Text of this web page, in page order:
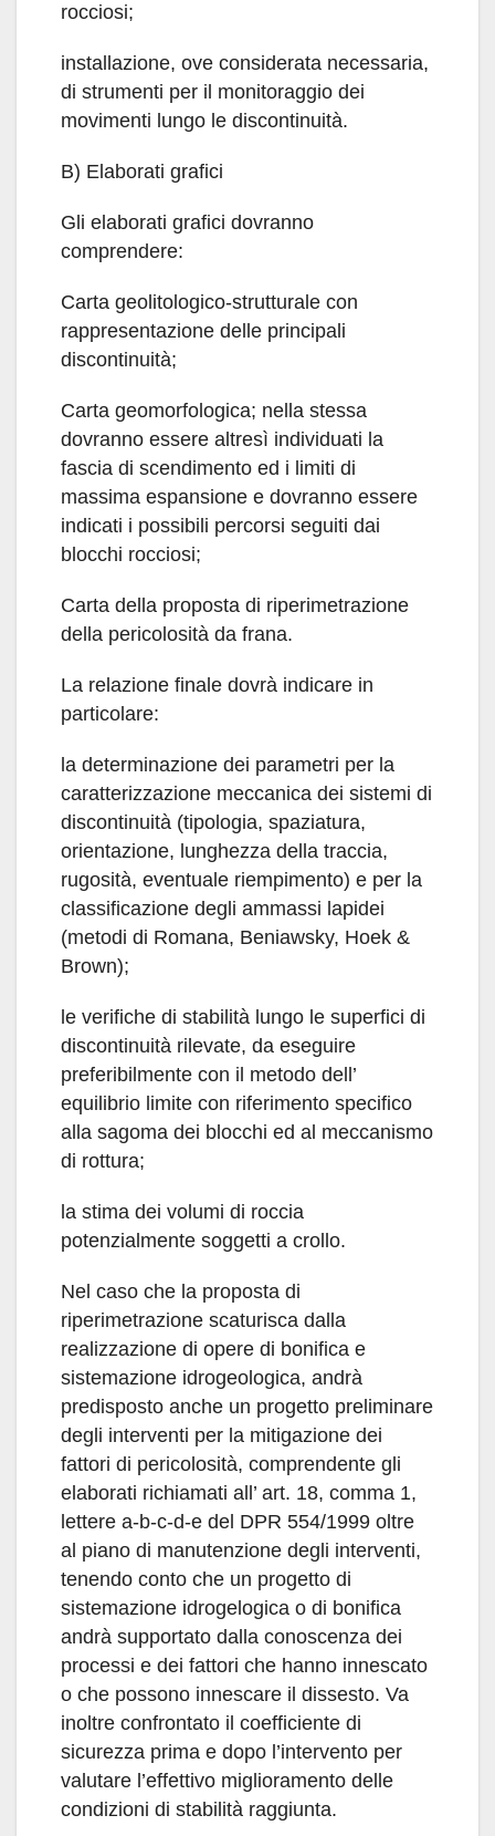
rocciosi;
installazione, ove considerata necessaria,
di strumenti per il monitoraggio dei
movimenti lungo le discontinuità.
B) Elaborati grafici
Gli elaborati grafici dovranno
comprendere:
Carta geolitologico-strutturale con
rappresentazione delle principali
discontinuità;
Carta geomorfologica; nella stessa
dovranno essere altresì individuati la
fascia di scendimento ed i limiti di
massima espansione e dovranno essere
indicati i possibili percorsi seguiti dai
blocchi rocciosi;
Carta della proposta di riperimetrazione
della pericolosità da frana.
La relazione finale dovrà indicare in
particolare:
la determinazione dei parametri per la
caratterizzazione meccanica dei sistemi di
discontinuità (tipologia, spaziatura,
orientazione, lunghezza della traccia,
rugosità, eventuale riempimento) e per la
classificazione degli ammassi lapidei
(metodi di Romana, Beniawsky, Hoek &
Brown);
le verifiche di stabilità lungo le superfici di
discontinuità rilevate, da eseguire
preferibilmente con il metodo dell’
equilibrio limite con riferimento specifico
alla sagoma dei blocchi ed al meccanismo
di rottura;
la stima dei volumi di roccia
potenzialmente soggetti a crollo.
Nel caso che la proposta di
riperimetrazione scaturisca dalla
realizzazione di opere di bonifica e
sistemazione idrogeologica, andrà
predisposto anche un progetto preliminare
degli interventi per la mitigazione dei
fattori di pericolosità, comprendente gli
elaborati richiamati all’ art. 18, comma 1,
lettere a-b-c-d-e del DPR 554/1999 oltre
al piano di manutenzione degli interventi,
tenendo conto che un progetto di
sistemazione idrogelogica o di bonifica
andrà supportato dalla conoscenza dei
processi e dei fattori che hanno innescato
o che possono innescare il dissesto. Va
inoltre confrontato il coefficiente di
sicurezza prima e dopo l’intervento per
valutare l’effettivo miglioramento delle
condizioni di stabilità raggiunta.